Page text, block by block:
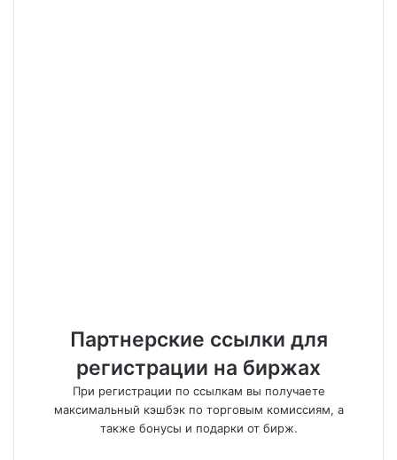
Партнерские ссылки для
регистрации на биржах
При регистрации по ссылкам вы получаете
максимальный кэшбэк по торговым комиссиям, а
также бонусы и подарки от бирж.